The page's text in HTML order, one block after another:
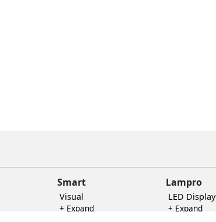
Smart
Visual
+ Expand
Lampro
LED Display
+ Expand